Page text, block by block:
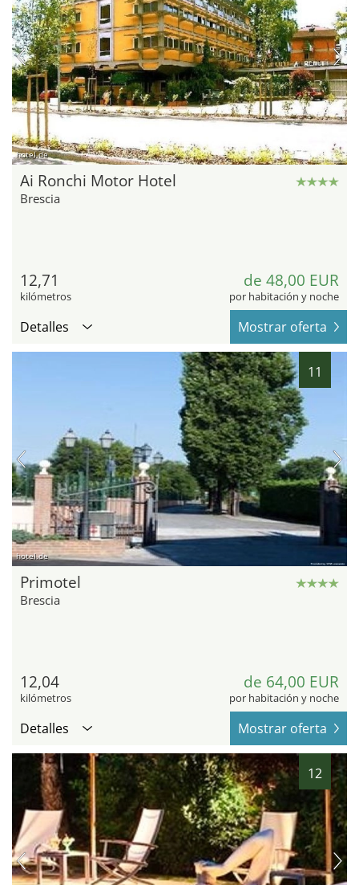
hotel.de
Ai Ronchi Motor Hotel
Brescia
12,71
kilómetros
de 48,00 EUR
por habitación y noche
Detalles Mostrar oferta
11
hotel.de
Primotel
Brescia
12,04
kilómetros
de 64,00 EUR
por habitación y noche
Detalles Mostrar oferta
12